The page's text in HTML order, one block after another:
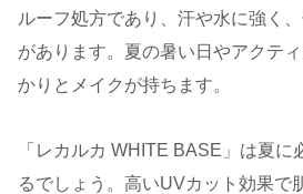
ルーフ処方であり、汗や水に強く
があります。夏の暑い日やアクテ
かりとメイクが持ちます。
「レカルカ WHITE BASE」は夏に
るでしょう。高いUVカット効果で